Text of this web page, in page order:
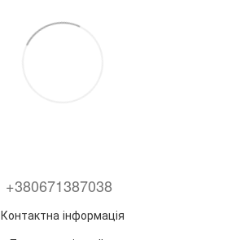
+380671387038
Контактна інформація